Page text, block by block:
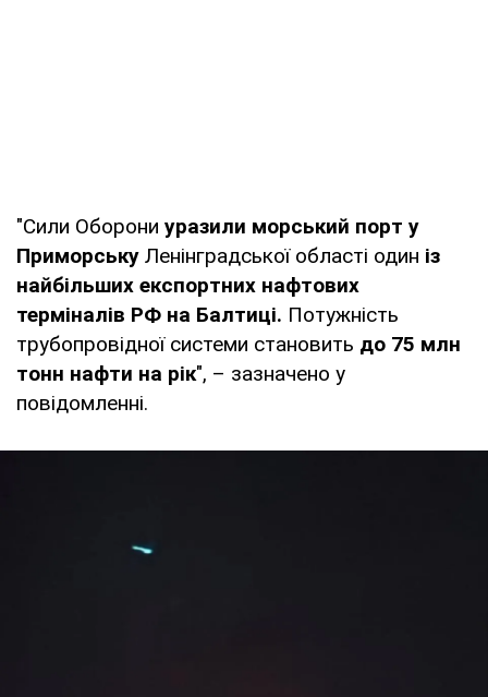
"Сили Оборони уразили морський порт у
Приморську Ленінградської області один із
найбільших експортних нафтових
терміналів РФ на Балтиці. Потужність
трубопровідної системи становить до 75 млн
тонн нафти на рік", – зазначено у
повідомленні.